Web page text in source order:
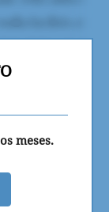
meses.